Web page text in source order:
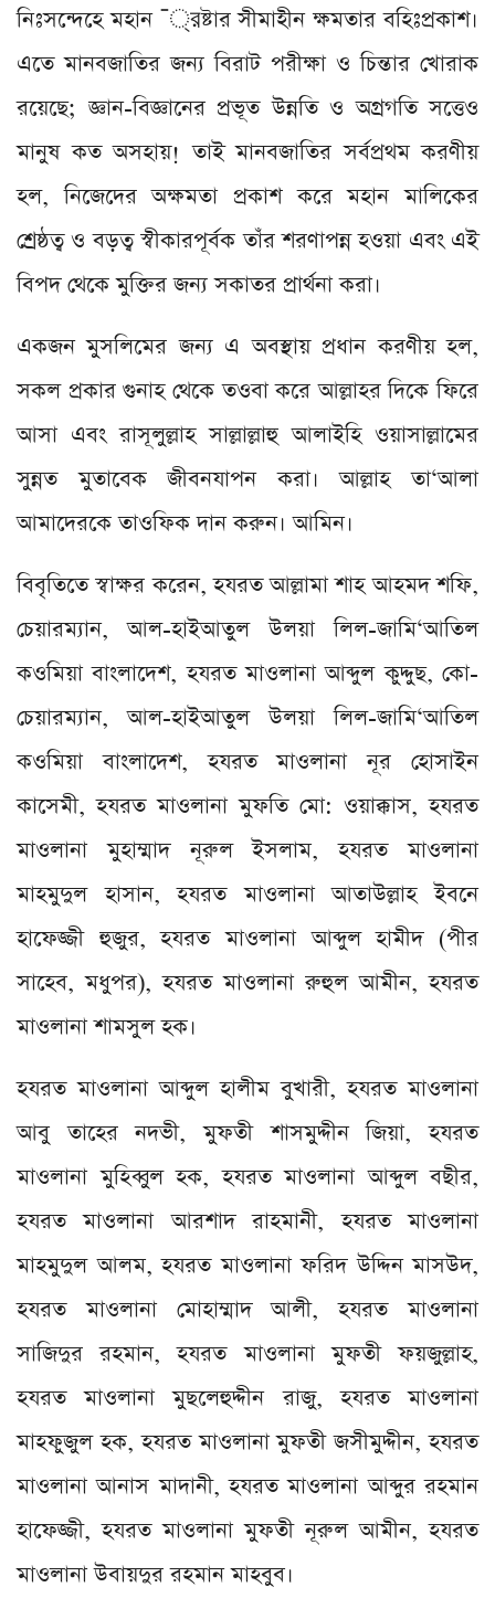
নিঃসন্দেহে মহান ¯্রষ্টার সীমাহীন ক্ষমতার বহিঃপ্রকাশ।
এতে মানবজাতির জন্য বিরাট পরীক্ষা ও চিন্তার খোরাক
রয়েছে; জ্ঞান-বিজ্ঞানের প্রভূত উন্নতি ও অগ্রগতি সত্তেও
মানুষ কত অসহায়! তাই মানবজাতির সর্বপ্রথম করণীয়
হল, নিজেদের অক্ষমতা প্রকাশ করে মহান মালিকের
শ্রেষ্ঠত্ব ও বড়ত্ব স্বীকারপূর্বক তাঁর শরণাপন্ন হওয়া এবং এই
বিপদ থেকে মুক্তির জন্য সকাতর প্রার্থনা করা।
একজন মুসলিমের জন্য এ অবস্থায় প্রধান করণীয় হল,
সকল প্রকার গুনাহ থেকে তওবা করে আল্লাহর দিকে ফিরে
আসা এবং রাসূলুল্লাহ সাল্লাল্লাহু আলাইহি ওয়াসাল্লামের
সুন্নত মুতাবেক জীবনযাপন করা। আল্লাহ তা‘আলা
আমাদেরকে তাওফিক দান করুন। আমিন।
বিবৃতিতে স্বাক্ষর করেন, হযরত আল্লামা শাহ আহমদ শফি,
চেয়ারম্যান, আল-হাইআতুল উলয়া লিল-জামি‘আতিল
কওমিয়া বাংলাদেশ, হযরত মাওলানা আব্দুল কুদ্দুছ, কো-
চেয়ারম্যান, আল-হাইআতুল উলয়া লিল-জামি‘আতিল
কওমিয়া বাংলাদেশ, হযরত মাওলানা নূর হোসাইন
কাসেমী, হযরত মাওলানা মুফতি মো: ওয়াক্কাস, হযরত
মাওলানা মুহাম্মাদ নূরুল ইসলাম, হযরত মাওলানা
মাহমুদুল হাসান, হযরত মাওলানা আতাউল্লাহ ইবনে
হাফেজ্জী হুজুর, হযরত মাওলানা আব্দুল হামীদ (পীর
সাহেব, মধুপর), হযরত মাওলানা রুহুল আমীন, হযরত
মাওলানা শামসুল হক।
হযরত মাওলানা আব্দুল হালীম বুখারী, হযরত মাওলানা
আবু তাহের নদভী, মুফতী শাসমুদ্দীন জিয়া, হযরত
মাওলানা মুহিব্বুল হক, হযরত মাওলানা আব্দুল বছীর,
হযরত মাওলানা আরশাদ রাহমানী, হযরত মাওলানা
মাহমুদুল আলম, হযরত মাওলানা ফরিদ উদ্দিন মাসউদ,
হযরত মাওলানা মোহাম্মাদ আলী, হযরত মাওলানা
সাজিদুর রহমান, হযরত মাওলানা মুফতী ফয়জুল্লাহ,
হযরত মাওলানা মুছলেহুদ্দীন রাজু, হযরত মাওলানা
মাহফুজুল হক, হযরত মাওলানা মুফতী জসীমুদ্দীন, হযরত
মাওলানা আনাস মাদানী, হযরত মাওলানা আব্দুর রহমান
হাফেজ্জী, হযরত মাওলানা মুফতী নূরুল আমীন, হযরত
মাওলানা উবায়দুর রহমান মাহবুব।